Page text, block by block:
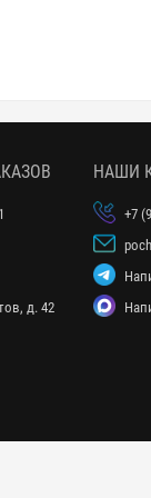
д. 42
НАШИ
+7